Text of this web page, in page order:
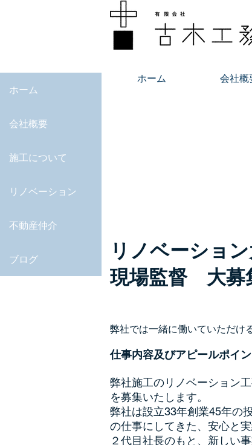
ホーム
会社概要
施工について
リノベーション
不動産仲介
ブログ
ホーム 会社概
リノベーショ
現場監督 大募
弊社では一緒に働いていただけ
仕事内容及びアピールポイン
弊社施工のリノベーション
を募集いたします。
弊社は設立33年創業45年の
の仕事にしてきた、 安心と
２代目社長のもと、新しい